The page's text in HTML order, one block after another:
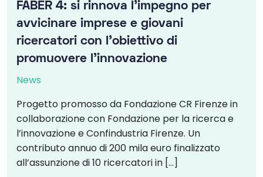
FABER 4: si rinnova l’impegno per
avvicinare imprese e giovani
ricercatori con l’obiettivo di
promuovere l’innovazione
News
Progetto promosso da Fondazione CR Firenze in
collaborazione con Fondazione per la ricerca e
l’innovazione e Confindustria Firenze. Un
contributo annuo di 200 mila euro finalizzato
all’assunzione di 10 ricercatori in […]